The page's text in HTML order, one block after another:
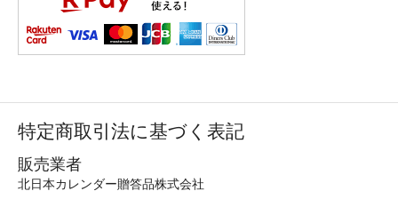
特定商取引法に基づく表記
販売業者
北日本カレンダー贈答品株式会社